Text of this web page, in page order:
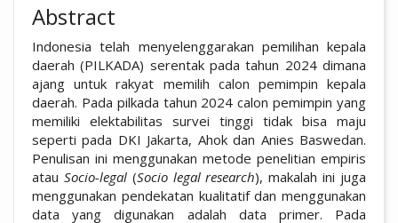
Abstract
Indonesia telah menyelenggarakan pemilihan kepala
daerah (PILKADA) serentak pada tahun 2024 dimana
ajang untuk rakyat memilih calon pemimpin kepala
daerah. Pada pilkada tahun 2024 calon pemimpin yang
memiliki elektabilitas survei tinggi tidak bisa maju
seperti pada DKI Jakarta, Ahok dan Anies Baswedan.
Penulisan ini menggunakan metode penelitian empiris
atau Socio-legal(Socio legal research), makalah ini juga
menggunakan pendekatan kualitatif dan menggunakan
data yang digunakan adalah data primer. Pada